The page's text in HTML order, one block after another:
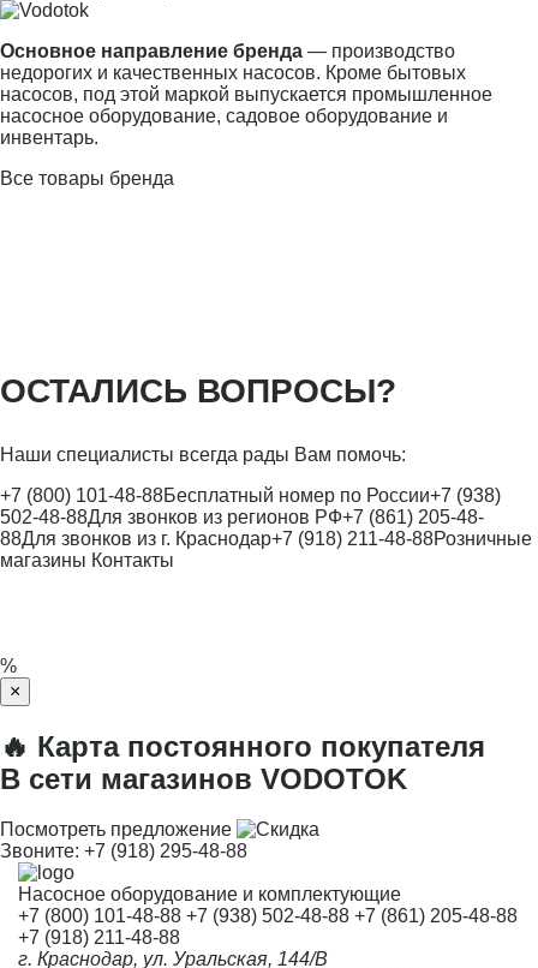
Основное направление бренда — производство
недорогих и качественных насосов. Кроме бытовых
насосов, под этой маркой выпускается промышленное
насосное оборудование, садовое оборудование и
инвентарь.
Все товары бренда
ОСТАЛИСЬ ВОПРОСЫ?
Наши специалисты всегда рады Вам помочь:
+7 (800) 101-48-88Бесплатный номер по России+7 (938)
502-48-88Для звонков из регионов РФ+7 (861) 205-48-
88Для звонков из г. Краснодар+7 (918) 211-48-88Розничные
магазины Контакты
%
×
🔥 Карта постоянного покупателя
В сети магазинов VODOTOK
Посмотреть предложение
Звоните: +7 (918) 295-48-88
Насосное оборудование и комплектующие
+7 (800) 101-48-88 +7 (938) 502-48-88 +7 (861) 205-48-88
+7 (918) 211-48-88
г. Краснодар, ул. Уральская, 144/В